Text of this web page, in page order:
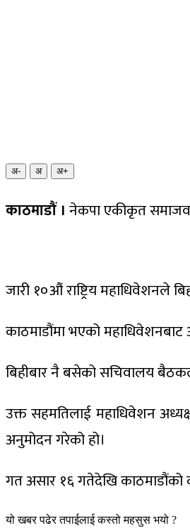
अ- अ अ+
काठमाडौं । नेकपा एकीकृत
जारी १०औं राष्ट्रिय महाधिवेशनले
काठमाडौंमा भएको
बिहीबार नै बसेको सचिवालय
उक्त सहमतिलाई महाधिवेशन
अनुमोदन गरेको हो।
गत असार १६ गतेदेखि
यो खबर पढेर तपाईलाई कस्तो महसुस भयो ?